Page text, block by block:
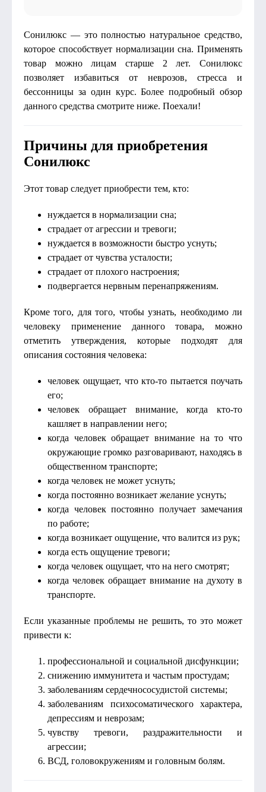
Сонилюкс — это полностью натуральное средство,
которое способствует нормализации сна. Применять
товар можно лицам старше 2 лет. Сонилюкс
позволяет избавиться от неврозов, стресса и
бессонницы за один курс. Более подробный обзор
данного средства смотрите ниже. Поехали!
Причины для приобретения
Сонилюкс
Этот товар следует приобрести тем, кто:
нуждается в нормализации сна;
страдает от агрессии и тревоги;
нуждается в возможности быстро уснуть;
страдает от чувства усталости;
страдает от плохого настроения;
подвергается нервным перенапряжениям.
Кроме того, для того, чтобы узнать, необходимо ли
человеку применение данного товара, можно
отметить утверждения, которые подходят для
описания состояния человека:
человек ощущает, что кто-то пытается поучать
его;
человек обращает внимание, когда кто-то
кашляет в направлении него;
когда человек обращает внимание на то что
окружающие громко разговаривают, находясь в
общественном транспорте;
когда человек не может уснуть;
когда постоянно возникает желание уснуть;
когда человек постоянно получает замечания
по работе;
когда возникает ощущение, что валится из рук;
когда есть ощущение тревоги;
когда человек ощущает, что на него смотрят;
когда человек обращает внимание на духоту в
транспорте.
Если указанные проблемы не решить, то это может
привести к:
профессиональной и социальной дисфункции;
снижению иммунитета и частым простудам;
заболеваниям сердечнососудистой системы;
заболеваниям психосоматического характера,
депрессиям и неврозам;
чувству тревоги, раздражительности и
агрессии;
ВСД, головокружениям и головным болям.